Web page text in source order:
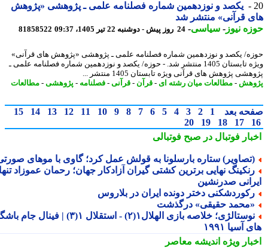
یکصد و نوزدهمین شماره فصلنامه علمی ـ پژوهشی «پژوهش
قرآنی» منتشر شد
نیوز-سیاسی-24 روز پیش - دوشنبه 22 تیر 1405، 09:37 81858522
یکصد و نوزدهمین شماره فصلنامه علمی ـ پژوهشی «پژوهش های قرآنی»
ویژه تابستان 1405 منتشر شد. - حوزه/ یکصد و نوزدهمین شماره فصلنامه علمی ـ
پژوهش های قرآنی ویژه تابستان 1405 منتشر ...
-مطالعات میان رشته ای- قرآن- قرآنی- فصلنامه-پژوهشی-مطالعات
بعد 1
2
3
4
5
6
7
8
9
10
11
12
13
14
15
17
18
19
20
فوتبال در صبح فوتبالی
ستاره بارسلونا به قولش عمل کرد؛ گاوی با موهای صورتی!
نهایی برترین کشتی گیران آزادکار جهان؛ رحمان عموزاد تنها
صدرنشین
دختر دونده ایران در بلاروس
حقیقی» درگذشت
نوستالژی؛ خلاصه بازی الهلال۱(۲) - استقلال ۱(۳) | فینال جام باشگاه
آسیا ۱۹۹۱
ویژهاندیشه معاصر